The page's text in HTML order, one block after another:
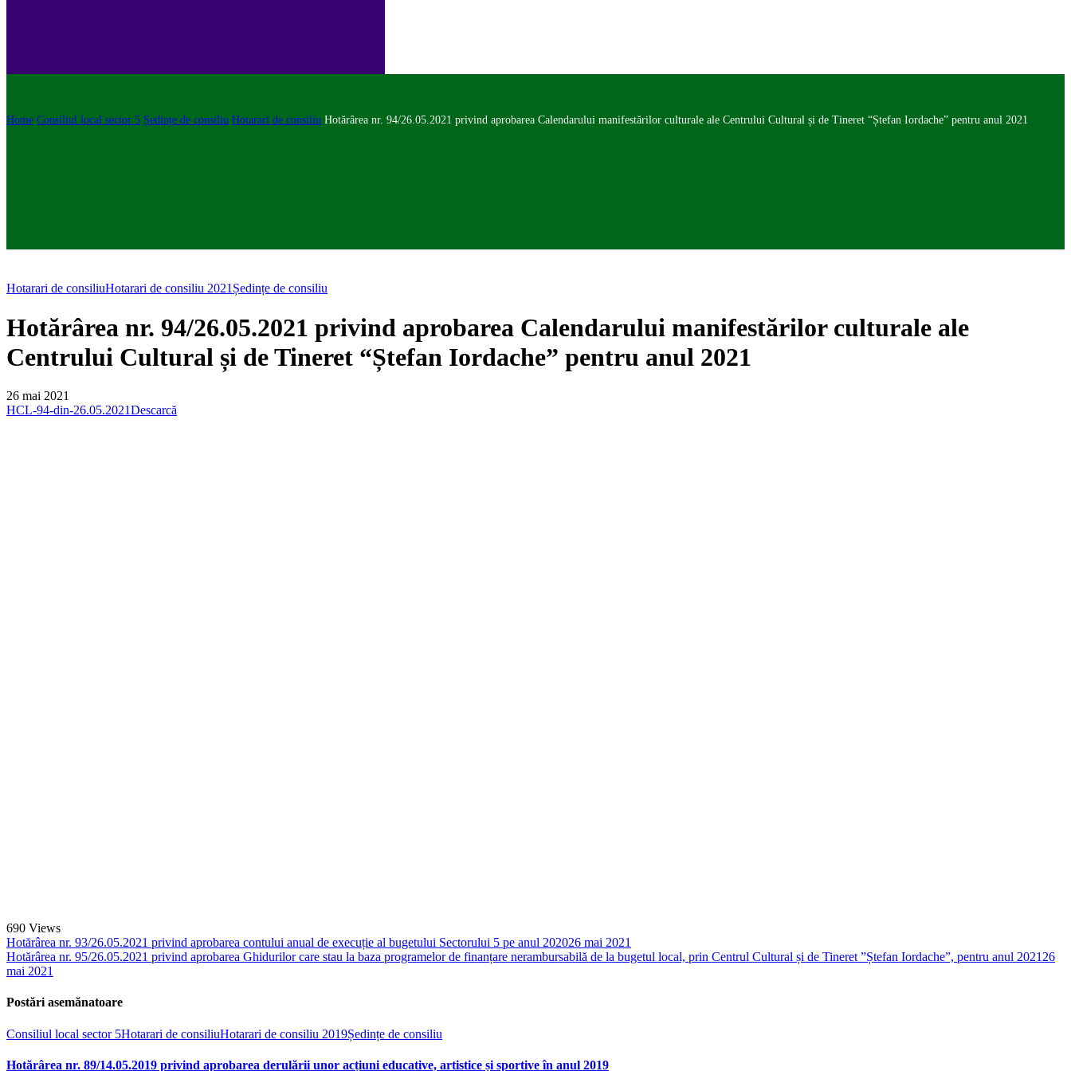
Home Consiliul local sector 5 Ședințe de consiliu Hotarari de consiliu Hotărârea nr. 94/26.05.2021 privind aprobarea Calendarului manifestărilor culturale ale Centrului Cultural și de Tineret “Ștefan Iordache” pentru anul 2021
Hotarari de consiliuHotarari de consiliu 2021 Ședințe de consiliu
Hotărârea nr. 94/26.05.2021 privind aprobarea Calendarului manifestărilor culturale ale
Centrului Cultural și de Tineret “Ștefan Iordache” pentru anul 2021
26 mai 2021
HCL-94-din-26.05.2021Descarcă
690 Views
Hotărârea nr. 93/26.05.2021 privind aprobarea contului anual de execuție al bugetului Sectorului 5 pe anul 202026 mai 2021
Hotărârea nr. 95/26.05.2021 privind aprobarea Ghidurilor care stau la baza programelor de finanțare nerambursabilă de la bugetul local, prin Centrul Cultural și de Tineret ”Ștefan Iordache”, pentru anul 2021 26
mai 2021
Postări asemănatoare
Consiliul local sector 5Hotarari de consiliuHotarari de consiliu 2019Ședințe de consiliu
Hotărârea nr. 89/14.05.2019 privind aprobarea derulării unor acțiuni educative, artistice și sportive în anul 2019